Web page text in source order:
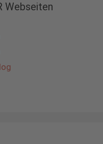
Webseiten